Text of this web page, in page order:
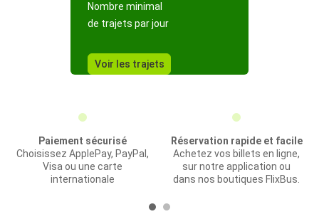
Nombre minimal
de trajets par jour
Voir les trajets
Paiement sécurisé
Choisissez ApplePay, PayPal,
Visa ou une carte
internationale
Réservation rapide et facile
Achetez vos billets en ligne,
sur notre application ou
dans nos boutiques FlixBus.